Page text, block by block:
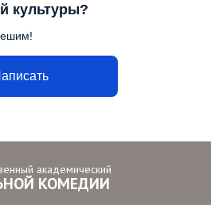
культуры?
академический
КОМЕДИИ